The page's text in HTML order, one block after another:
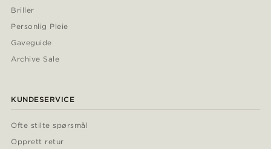
Briller
Personlig Pleie
Gaveguide
Archive Sale
KUNDESERVICE
Ofte stilte spørsmål
Opprett retur